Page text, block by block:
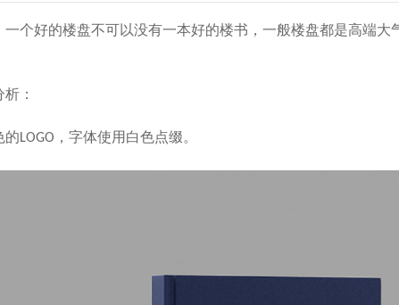
一个好的楼盘不可以没有一本好的楼书，一般楼盘都是高端
：
LOGO，字体使用白色点缀。